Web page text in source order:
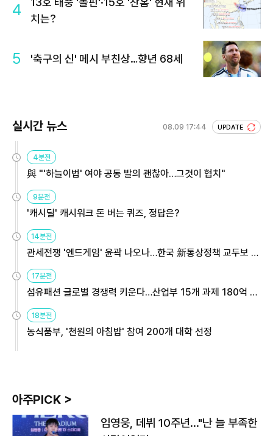
4
치는?
5 '축구의 신' 메시 부친상…향년 68세
실시간 뉴스 08.09 17:44 UPDATE
4분전
與 "'하늘이법' 여야 공동 발의 괜찮아…그것이 협치"
9분전
'캐시딜' 캐시워크 돈 버는 퀴즈, 정답은?
14분전
관세전쟁 '엔드게임' 윤곽 나오나…한국 新통상정책 교두보 활
용해야
17분전
섬유패션 글로벌 경쟁력 키운다…산업부 15개 과제 180억 지
원
18분전
농식품부, '천원의 아침밥' 참여 200개 대학 선정
아주PICK >
임영웅, 데뷔 10주년…"난 늘 부족한